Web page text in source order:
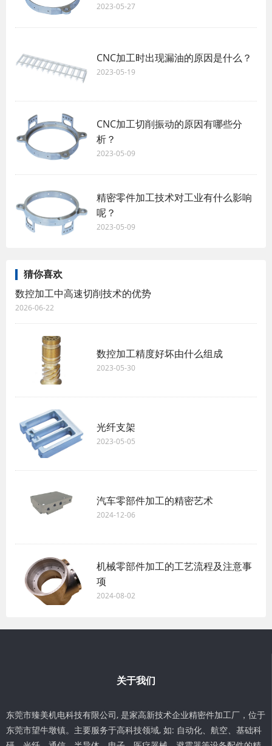
2023-05-27
CNC加工时出现漏油的原因是什么？
2023-05-19
CNC加工切削振动的原因有哪些分
析？
2023-05-09
精密零件加工技术对工业有什么影响
呢？
2023-05-09
猜你喜欢
数控加工中高速切削技术的优势
2026-06-22
数控加工精度好坏由什么组成
2023-05-30
光纤支架
2023-05-05
汽车零部件加工的精密艺术
2024-12-06
机械零部件加工的工艺流程及注意事
项
2024-08-02
关于我们
东莞市臻美机电科技有限公司, 是家高新技术企业精密件加工厂，位于
东莞市望牛墩镇。主要服务于高科技领域, 如: 自动化、航空、基础科